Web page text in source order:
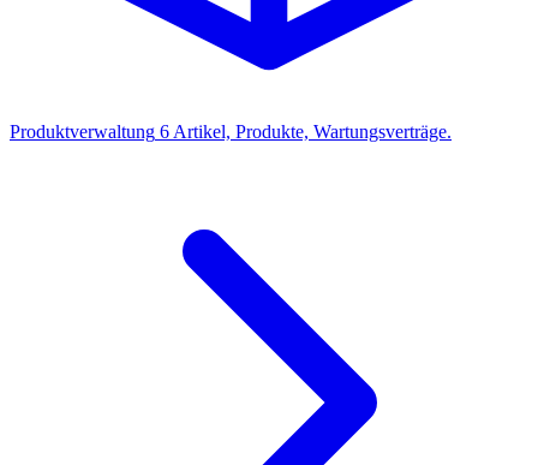
Produktverwaltung 6 Artikel, Produkte, Wartungsverträge.